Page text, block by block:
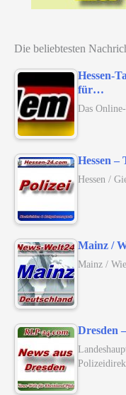
Die beliebtesten
Hessen-
für…
Das
Hessen
Hessen /
Mainz /
Mainz /
Dresden